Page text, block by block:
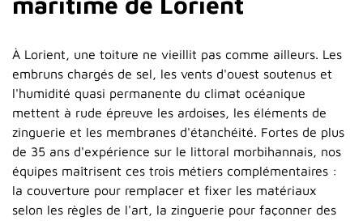
À Lorient, une toiture ne vieillit pas comme ailleurs. Les
embruns chargés de sel, les vents d'ouest soutenus et
l'humidité quasi permanente du climat océanique
mettent à rude épreuve les ardoises, les éléments de
zinguerie et les membranes d'étanchéité. Fortes de plus
de 35 ans d'expérience sur le littoral morbihannais, nos
équipes maîtrisent ces trois métiers complémentaires :
la couverture pour remplacer et fixer les matériaux
selon les règles de l'art, la zinguerie pour façonner des